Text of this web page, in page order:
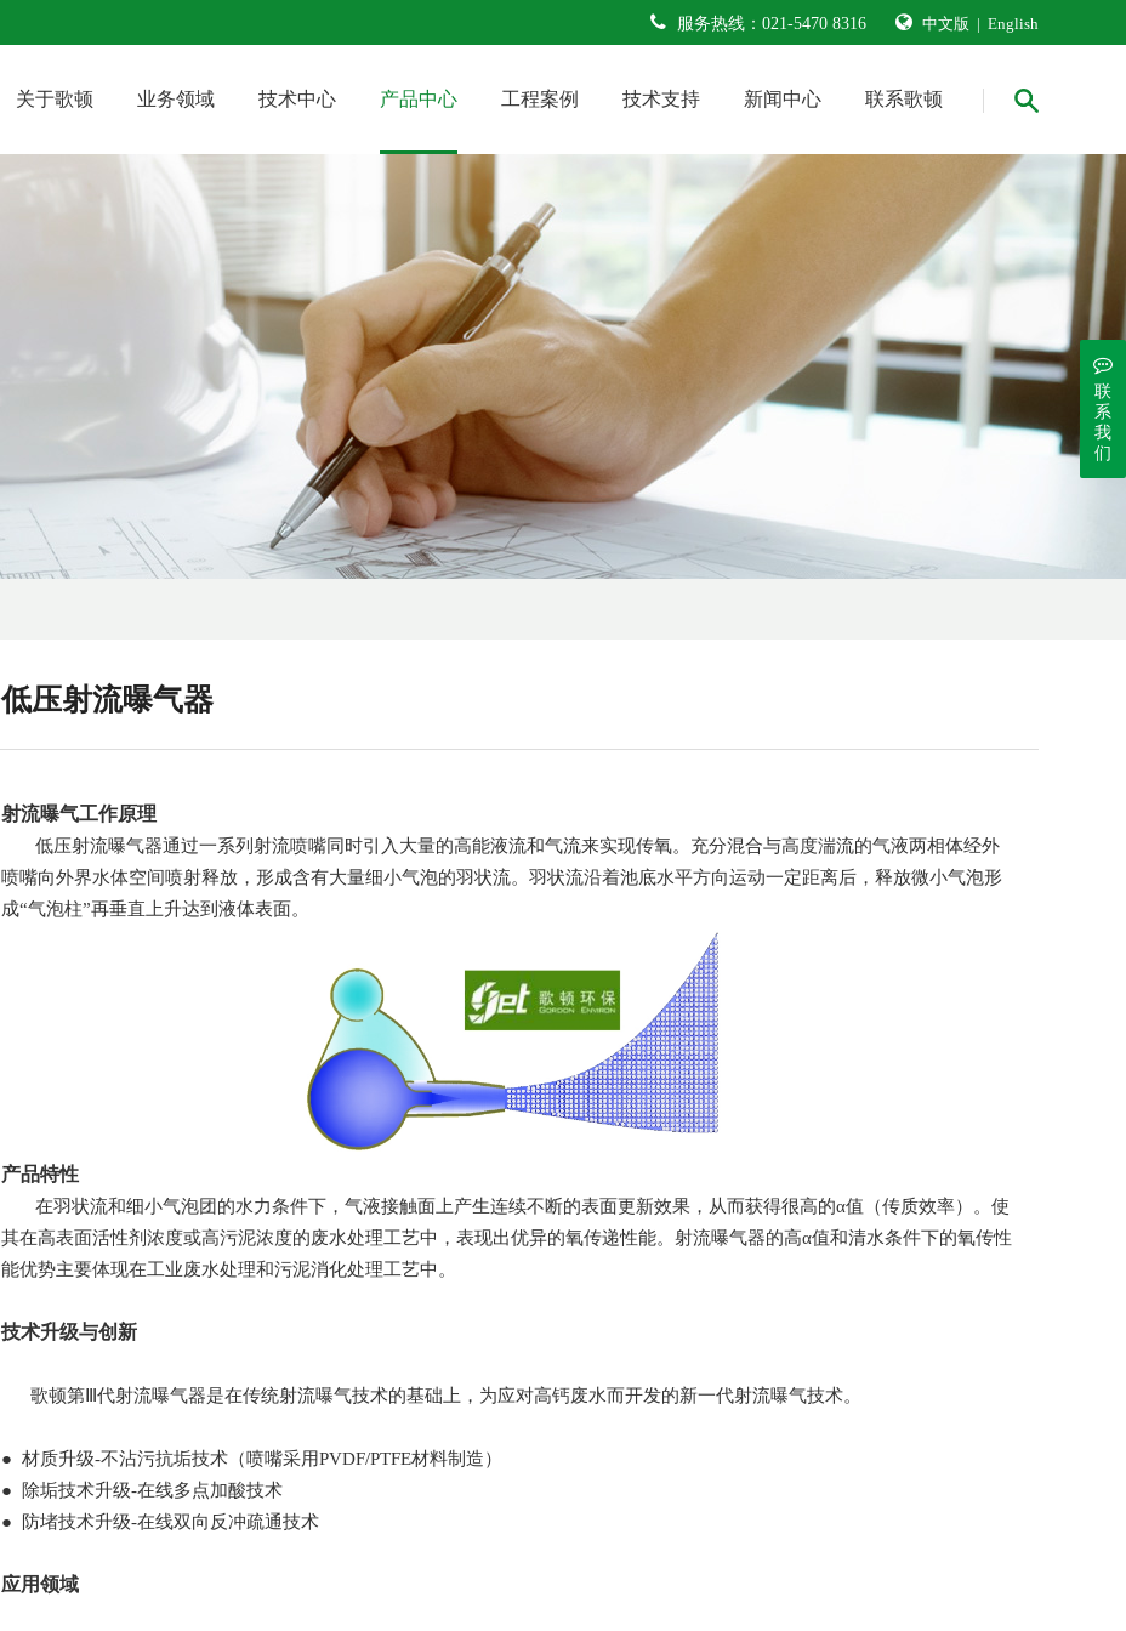
服务热线： 021-5470 8316 中文版 | English
关于歌顿 业务领域 技术中心 产品中心 工程案例 技术支持 新闻中心 联系歌顿
低压射流曝气器
射流曝气工作原理
低压射流曝气器通过一系列射流喷嘴同时引入大量的高能液流和气流来实现传氧。充分混合与高度湍流的气液两相体经外
喷嘴向外界水体空间喷射释放，形成含有大量细小气泡的羽状流。羽状流沿着池底水平方向运动一定距离后，释放微小气泡形
成“气泡柱”再垂直上升达到液体表面。
产品特性
在羽状流和细小气泡团的水力条件下，气液接触面上产生连续不断的表面更新效果，从而获得很高的α值（传质效率）。使
其在高表面活性剂浓度或高污泥浓度的废水处理工艺中，表现出优异的氧传递性能。射流曝气器的高α值和清水条件下的氧传性
能优势主要体现在工业废水处理和污泥消化处理工艺中。
技术升级与创新
歌顿第Ⅲ代射流曝气器是在传统射流曝气技术的基础上，为应对高钙废水而开发的新一代射流曝气技术。
● 材质升级-不沾污抗垢技术（喷嘴采用PVDF/PTFE材料制造）
● 除垢技术升级-在线多点加酸技术
● 防堵技术升级-在线双向反冲疏通技术
应用领域
联
系
我
们